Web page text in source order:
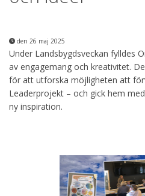
den 26 maj 2025
Under Landsbygdsveckan fylldes
av engagemang och kreativitet.
för att utforska möjligheten att
Leaderprojekt – och gick hem
ny inspiration.